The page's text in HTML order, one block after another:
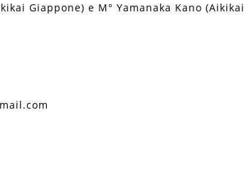
Giappone) e M° Yamanaka Kano (Aikikai